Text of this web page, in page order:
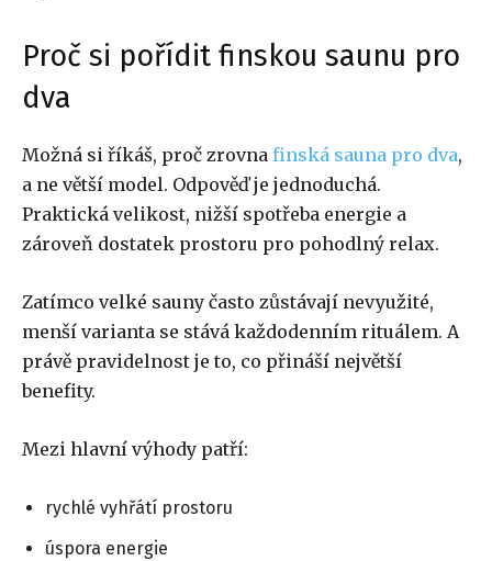
Proč si pořídit finskou saunu pro
dva
Možná si říkáš, proč zrovna finská sauna pro dva,
a ne větší model. Odpověď je jednoduchá.
Praktická velikost, nižší spotřeba energie a
zároveň dostatek prostoru pro pohodlný relax.
Zatímco velké sauny často zůstávají nevyužité,
menší varianta se stává každodenním rituálem. A
právě pravidelnost je to, co přináší největší
benefity.
Mezi hlavní výhody patří:
rychlé vyhřátí prostoru
úspora energie